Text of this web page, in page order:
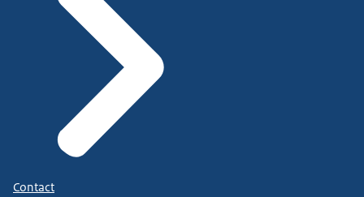
Contact